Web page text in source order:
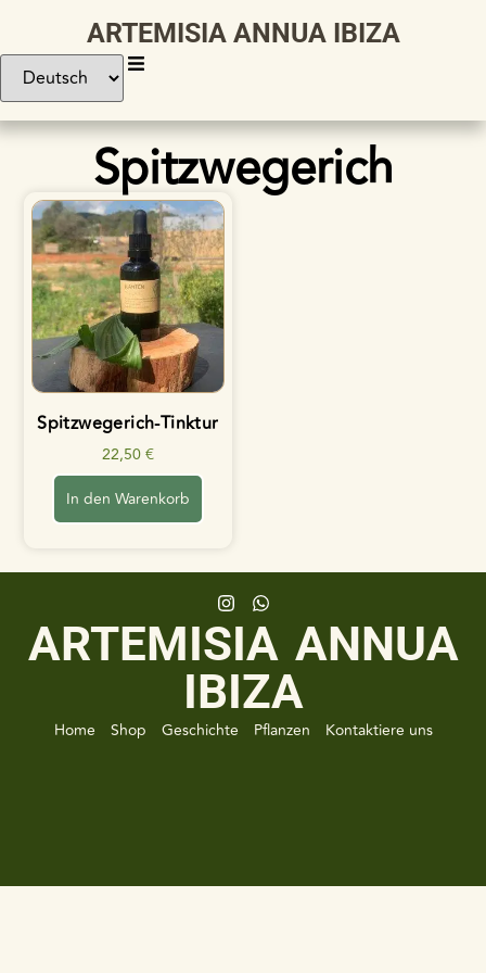
ARTEMISIA ANNUA IBIZA
Spitzwegerich
Spitzwegerich-Tinktur
22,50€
In den Warenkorb
ARTEMISIA ANNUA
IBIZA
Home Shop Geschichte Pflanzen Kontaktiere uns